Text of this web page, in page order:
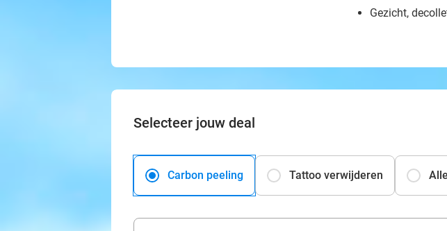
Gezicht,
Selecteer jouw deal
Carbon peeling Tattoo verwijderen